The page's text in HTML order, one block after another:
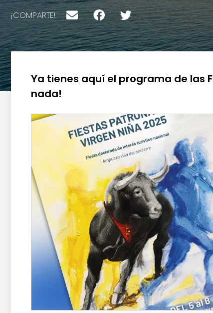
¡COMPARTE!
Ya tienes aquí el programa de las
nada!